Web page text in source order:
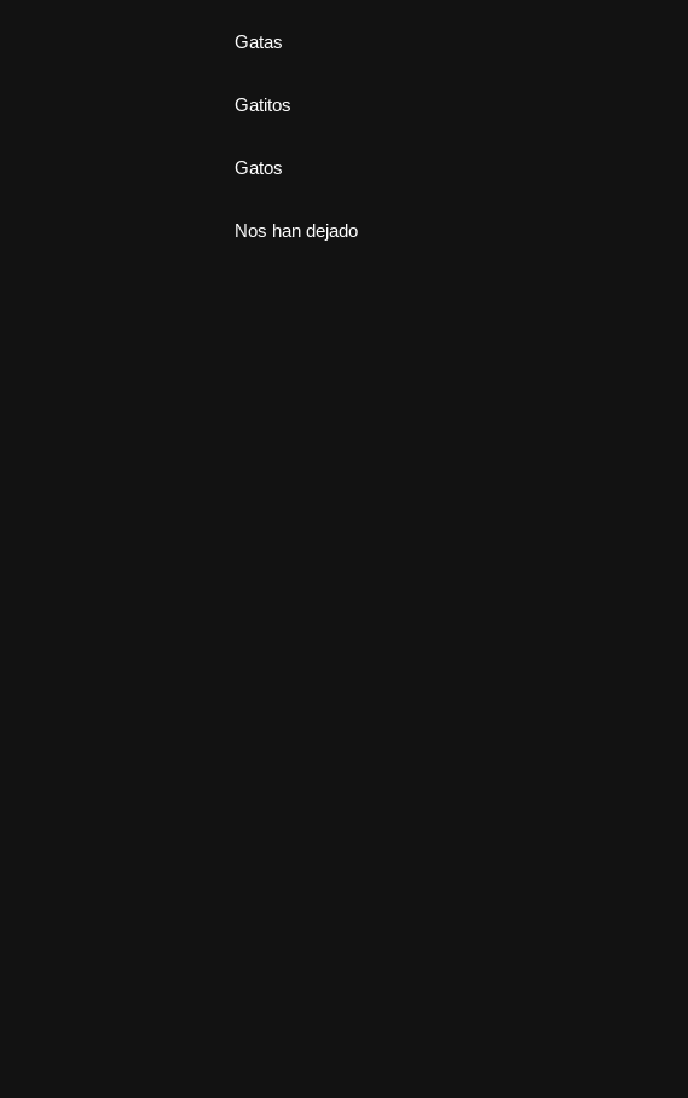
Gatas
Gatitos
Gatos
Nos han dejado